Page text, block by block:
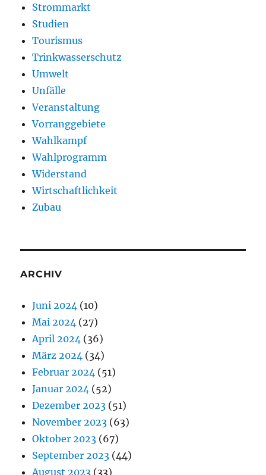
Strommarkt
Studien
Tourismus
Trinkwasserschutz
Umwelt
Unfälle
Veranstaltung
Vorranggebiete
Wahlkampf
Wahlprogramm
Widerstand
Wirtschaftlichkeit
Zubau
ARCHIV
Juni 2024 (10)
Mai 2024 (27)
April 2024 (36)
März 2024 (34)
Februar 2024 (51)
Januar 2024 (52)
Dezember 2023 (51)
November 2023 (63)
Oktober 2023 (67)
September 2023 (44)
August 2023 (33)